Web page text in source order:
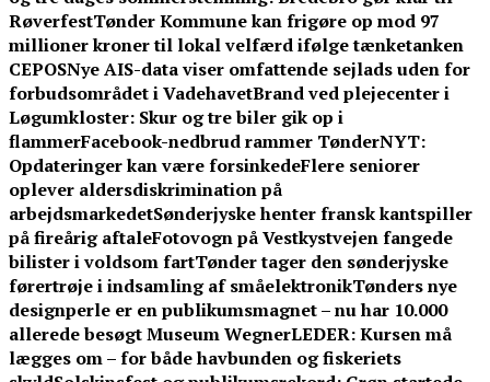
RøverfestTønder Kommune kan frigøre op mod 97
millioner kroner til lokal velfærd ifølge tænketanken
CEPOSNye AIS-data viser omfattende sejlads uden for
forbudsområdet i VadehavetBrand ved plejecenter i
Løgumkloster: Skur og tre biler gik op i
flammerFacebook-nedbrud rammer TønderNYT:
Opdateringer kan være forsinkedeFlere seniorer
oplever aldersdiskrimination på
arbejdsmarkedetSønderjyske henter fransk kantspiller
på fireårig aftaleFotovogn på Vestkystvejen fangede
bilister i voldsom fartTønder tager den sønderjyske
førertrøje i indsamling af småelektronikTønders nye
designperle er en publikumsmagnet – nu har 10.000
allerede besøgt Museum WegnerLEDER: Kursen må
lægges om – for både havbunden og fiskeriets